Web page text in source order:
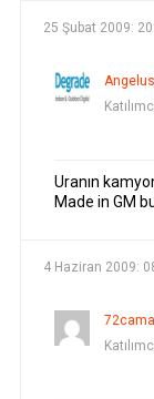
25 Şubat 2009:
Angelus
Uranın
Made in GM
4 Haziran 2009: